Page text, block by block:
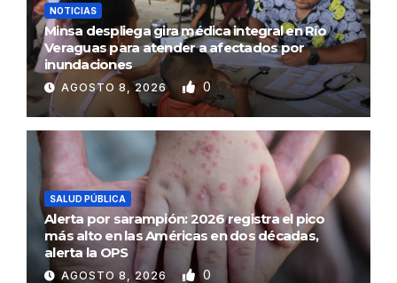
NOTICIAS
Minsa despliega gira médica integral en Río
Veraguas para atender a afectados por
inundaciones
AGOSTO 8, 2026 0
SALUD PÚBLICA
Alerta por sarampión: 2026 registra el pico
más alto en las Américas en dos décadas,
alerta la OPS
AGOSTO 8, 2026 0